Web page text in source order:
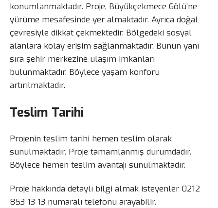
konumlanmaktadır. Proje, Büyükçekmece Gölü’ne
yürüme mesafesinde yer almaktadır. Ayrıca doğal
çevresiyle dikkat çekmektedir. Bölgedeki sosyal
alanlara kolay erişim sağlanmaktadır. Bunun yanı
sıra şehir merkezine ulaşım imkanları
bulunmaktadır. Böylece yaşam konforu
artırılmaktadır.
Teslim Tarihi
Projenin teslim tarihi hemen teslim olarak
sunulmaktadır. Proje tamamlanmış durumdadır.
Böylece hemen teslim avantajı sunulmaktadır.
Proje hakkında detaylı bilgi almak isteyenler 0212
853 13 13 numaralı telefonu arayabilir.